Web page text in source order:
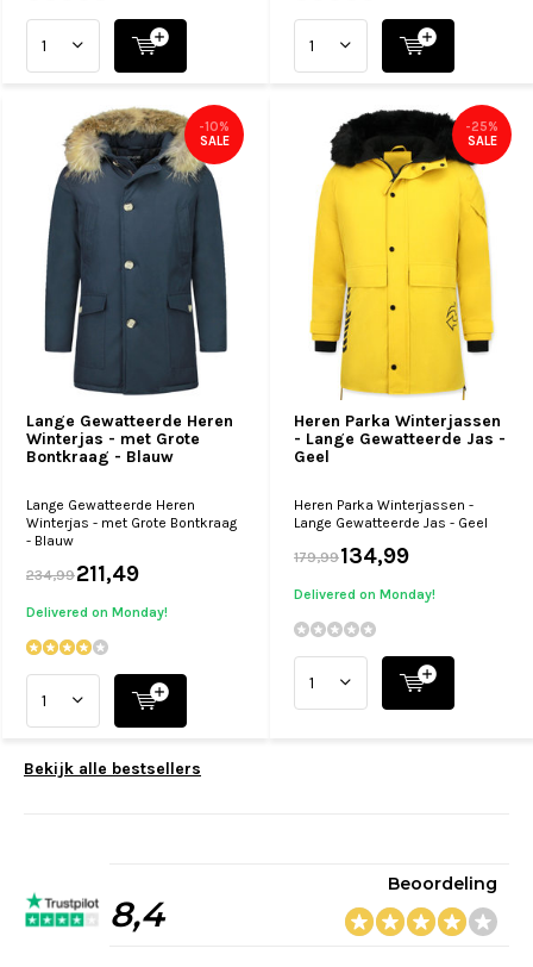
Lange Gewatteerde Heren
Winterjas - met Grote
Bontkraag - Blauw
-10%
SALE
Lange Gewatteerde Heren
Winterjas - met Grote Bontkraag
- Blauw
234,99211,49
Delivered on Monday!
Heren Parka Winterjassen
- Lange Gewatteerde Jas -
Geel
-25%
SALE
Heren Parka Winterjassen -
Lange Gewatteerde Jas - Geel
179,99134,99
Delivered on Monday!
Bekijk alle bestsellers
8,4
Beoordeling